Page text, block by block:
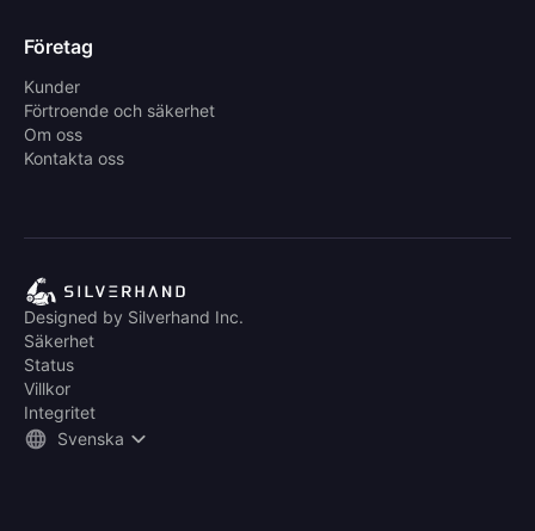
Företag
Kunder
Förtroende och säkerhet
Om oss
Kontakta oss
Designed by Silverhand Inc.
Säkerhet
Status
Villkor
Integritet
Svenska